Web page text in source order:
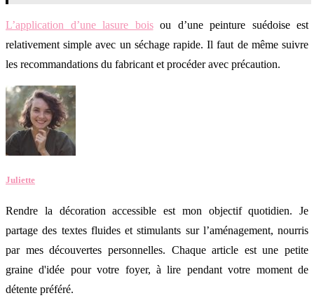
L’application d’une lasure boisou d’une peinture suédoise est
relativement simple avec un séchage rapide. Il faut de même suivre
les recommandations du fabricant et procéder avec précaution.
Juliette
Rendre la décoration accessible est mon objectif quotidien. Je
partage des textes fluides et stimulants sur l’aménagement, nourris
par mes découvertes personnelles. Chaque article est une petite
graine d'idée pour votre foyer, à lire pendant votre moment de
détente préféré.